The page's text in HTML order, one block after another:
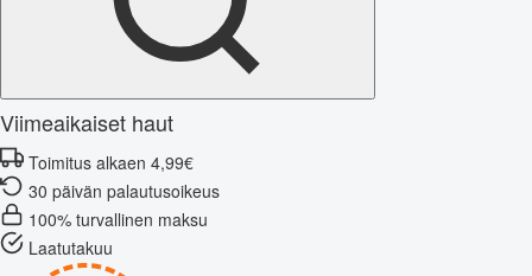
Viimeaikaiset haut
Toimitus alkaen 4,99€
30 päivän palautusoikeus
100% turvallinen maksu
Laatutakuu